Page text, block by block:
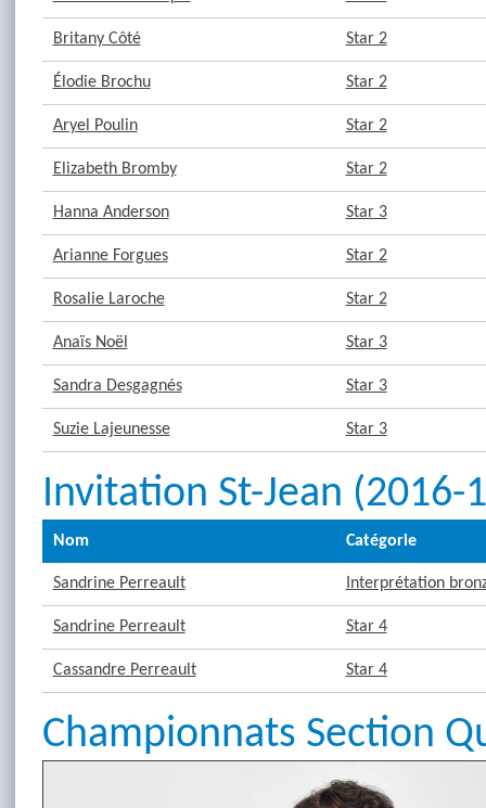
Britany Côté Star 2
Élodie Brochu Star 2
Aryel Poulin Star 2
Elizabeth Bromby Star 2
Hanna Anderson Star 3
Arianne Forgues Star 2
Rosalie Laroche Star 2
Anaïs Noël Star 3
Sandra Desgagnés Star 3
Suzie Lajeunesse Star 3
Invitation St-Jean (2016-
Nom Catégorie
Sandrine Perreault Interprétation
Sandrine Perreault Star 4
Cassandre Perreault Star 4
Championnats Section